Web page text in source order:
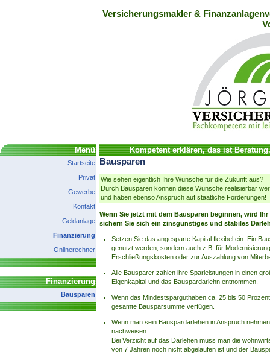
Versicherungsmakler &
Menü
Startseite
Privat
Gewerbe
Kontakt
Geldanlage
Finanzierung
Onlinerechner
Finanzierung
Bausparen
Kompetent erklären, das ist
Bausparen
Wie sehen eigentlich Ihre Wünsche für die Zukunft aus?
Durch Bausparen können diese Wünsche realisierbar
und haben ebenso Anspruch auf staatliche Förderungen!
Wenn Sie jetzt mit dem Bausparen beginnen, wird
sichern Sie sich ein zinsgünstiges und stabiles
Setzen Sie das angesparte Kapital flexibel ein: Ein
genutzt werden, sondern auch z.B. für
Erschließungskosten oder zur Auszahlung von
Alle Bausparer zahlen ihre Sparleistungen in einen
Eigenkapital und das Bauspardarlehn entnommen.
Wenn das Mindestsparguthaben ca. 25 bis 50
gesamte Bausparsumme verfügen.
Wenn man sein Bauspardarlehen in Anspruch
nachweisen.
Bei Verzicht auf das Darlehen muss man die
von 7 Jahren noch nicht abgelaufen ist und der